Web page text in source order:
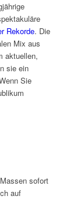
Rekorde. Die
Mix aus
aktuellen,
sie ein
Sie
sofort
auf